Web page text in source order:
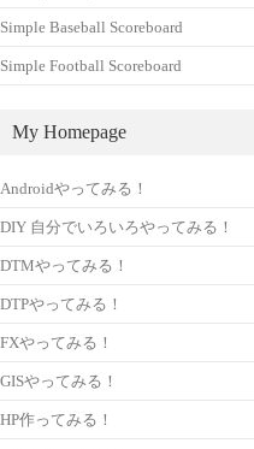
Simple Baseball Scoreboard
Simple Football Scoreboard
My Homepage
Androidやってみる！
DIY 自分でいろいろやってみる！
DTMやってみる！
DTPやってみる！
FXやってみる！
GISやってみる！
HP作ってみる！